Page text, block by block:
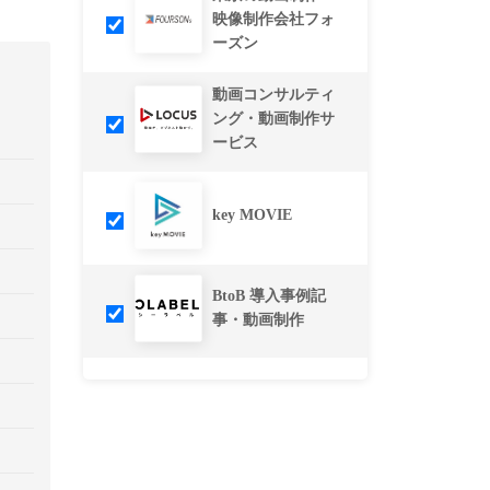
映像制作会社フォ
ーズン
動画コンサルティ
ング・動画制作サ
ービス
key MOVIE
BtoB 導入事例記
事・動画制作